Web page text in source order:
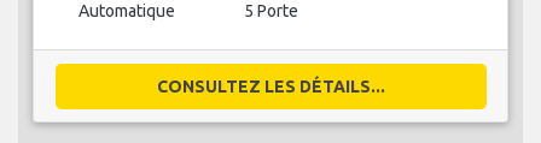
Automatique 5 Porte
CONSULTEZ LES DÉTAILS...